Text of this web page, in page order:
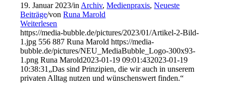
19. Januar 2023/in Archiv,Medienpraxis,Neueste
Beiträge/vonRuna Marold
Weiterlesen
https://media-bubble.de/pictures/2023/01/Artikel-2-Bild-
1.jpg 556 887 Runa Marold https://media-
bubble.de/pictures/NEU_MediaBubble_Logo-300x93-
1.png Runa Marold2023-01-19 09:01:432023-01-19
10:38:31 „Das sind Prinzipien, die wir auch in unserem
privaten Alltag nutzen und wünschenswert finden.“